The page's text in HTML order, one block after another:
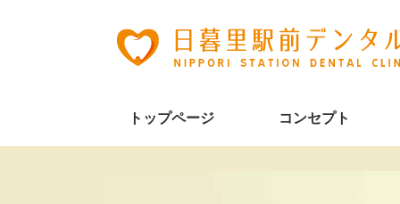
トップページ コンセプト